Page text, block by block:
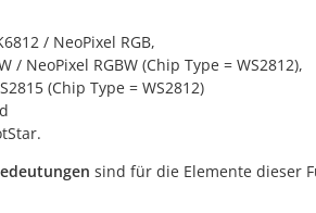
/ NeoPixel RGB,
/ NeoPixel RGBW (Chip Type = WS2812),
(Chip Type = WS2812)
sind für die Elemente dieser